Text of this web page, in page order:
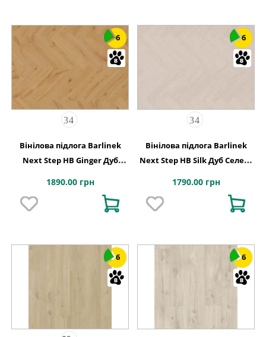
6
Вінілова підлога Barlinek
Next Step HB Ginger Дуб
1890.00 грн
6
Вінілова підлога Barlinek
Next Step HB Silk Дуб Cелект
1790.00 грн
6 6